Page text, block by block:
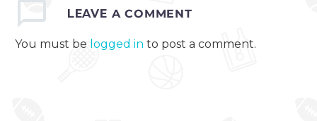
LEAVE A COMMENT
You must be logged in to post a comment.